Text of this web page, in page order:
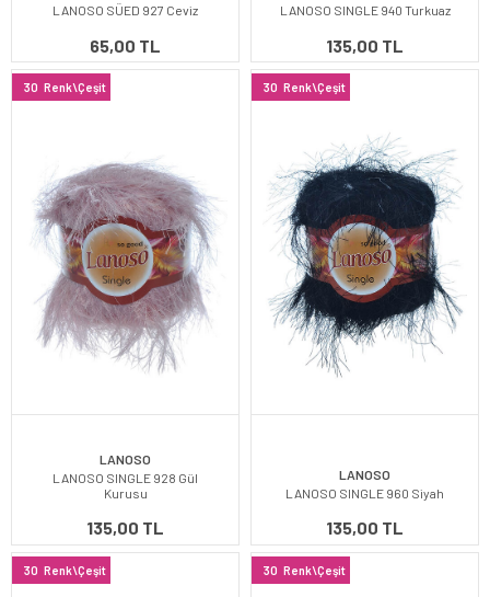
LANOSO SÜED 927 Ceviz
65,00 TL
LANOSO SINGLE 940 Turkuaz
135,00 TL
30 Renk\Çeşit
LANOSO
LANOSO SINGLE 928 Gül
Kurusu
135,00 TL
30 Renk\Çeşit
LANOSO
LANOSO SINGLE 960 Siyah
135,00 TL
30 Renk\Çeşit 30 Renk\Çeşit